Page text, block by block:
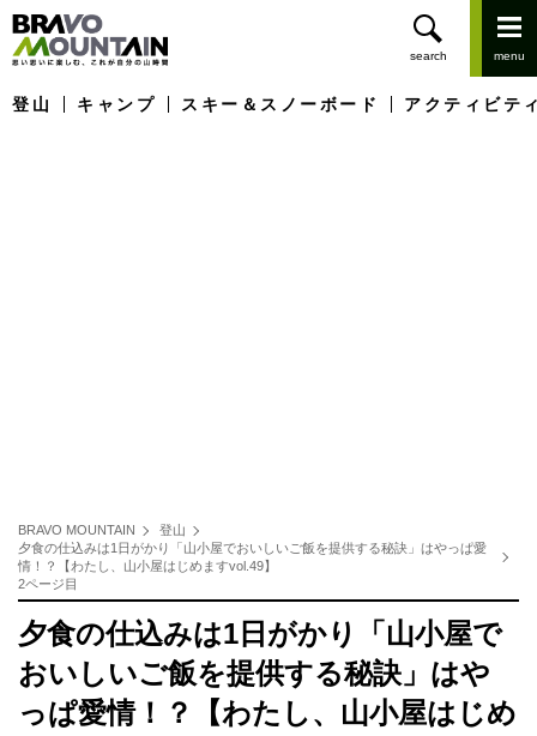
登山 キャンプ スキー＆スノーボード アクティビテ
BRAVO MOUNTAIN
登山
夕食の仕込みは1日がかり「山小屋でおいしいご飯を提供する秘訣」はやっぱ愛
情！？【わたし、山小屋はじめますvol.49】
2ページ目
夕食の仕込みは1日がかり「山小屋で
おいしいご飯を提供する秘訣」はや
っぱ愛情！？【わたし、山小屋はじめ